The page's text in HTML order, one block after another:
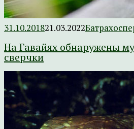
31.10.201821.03.2022
На Гавайях обнаружены
сверчки